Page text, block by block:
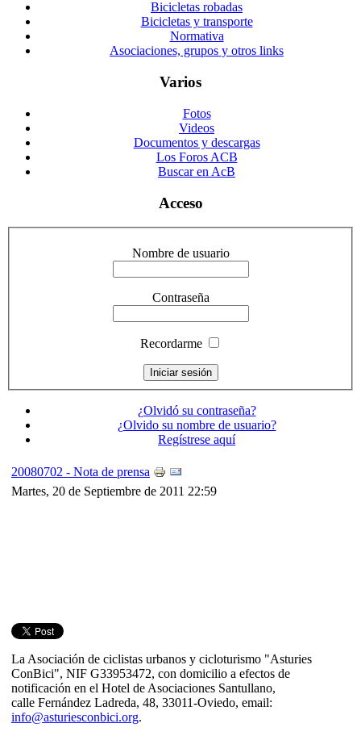
Bicicletas robadas
Bicicletas y transporte
Normativa
Asociaciones, grupos y otros links
Varios
Fotos
Videos
Documentos y descargas
Los Foros ACB
Buscar en AcB
Acceso
Nombre de usuario
Contraseña
Recordarme
¿Olvidó su contraseña?
¿Olvido su nombre de usuario?
Regístrese aquí
20080702 - Nota de prensa
Martes, 20 de Septiembre de 2011 22:59
La Asociación de ciclistas urbanos y cicloturismo "Asturies
ConBici", NIF G33953472, con domicilio a efectos de
notificación en el Hotel de Asociaciones Santullano,
calle Fernández Ladreda, 48, 33011-Oviedo, email:
info@asturiesconbici.org.